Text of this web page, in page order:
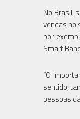
No Brasil,
vendas no
por
Smart
“O
sentido,
pessoas